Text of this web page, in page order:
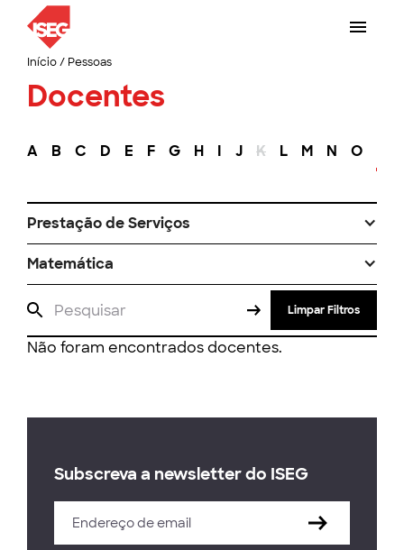
Início/ Pessoas
Docentes
A B C D E F G H I J K L M N O
Prestação de Serviços
Matemática
Limpar Filtros
Não foram encontrados docentes.
Subscreva a newsletter do ISEG